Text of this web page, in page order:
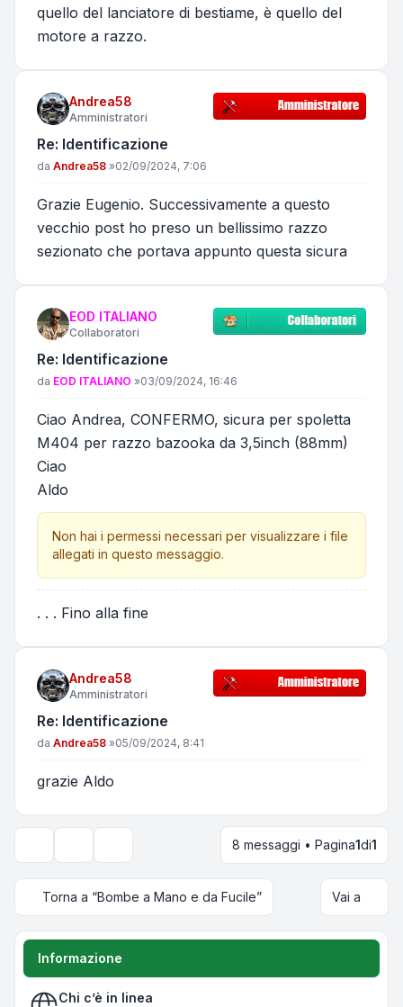
quello del lanciatore di bestiame, è quello del
motore a razzo.
Andrea58
Amministratori
Re: Identificazione
Messaggio
da Andrea58 »02/09/2024, 7:06
Grazie Eugenio. Successivamente a questo
vecchio post ho preso un bellissimo razzo
sezionato che portava appunto questa sicura
EOD ITALIANO
Collaboratori
Re: Identificazione
Messaggio
da EOD ITALIANO »03/09/2024, 16:46
Ciao Andrea, CONFERMO, sicura per spoletta
M404 per razzo bazooka da 3,5inch (88mm)
Ciao
Aldo
Non hai i permessi necessari per visualizzare i file
allegati in questo messaggio.
. . . Fino alla fine
Andrea58
Amministratori
Re: Identificazione
Messaggio
da Andrea58 »05/09/2024, 8:41
grazie Aldo
Opzioni di visualizzazione e ordinamento
8 messaggi • Pagina1di1
Torna a “Bombe a Mano e da Fucile” Vai a
Informazione
Chi c’è in linea